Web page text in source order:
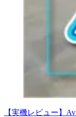
【実機レビュー】